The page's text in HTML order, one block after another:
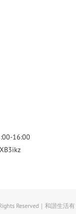
16:00
Reserved｜和諧生活有